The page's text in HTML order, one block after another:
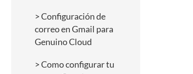
Configuración de
correo en Gmail para
Genuino Cloud
Como configurar tu